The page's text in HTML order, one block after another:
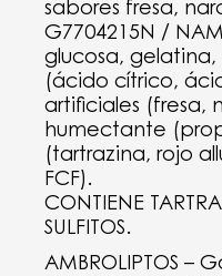
sabores fresa,
G7704215N /
glucosa,
(ácido cítrico,
artificiales (fresa,
humectante
(tartrazina, rojo
FCF).
CONTIENE
SULFITOS.
AMBROLIPTOS –